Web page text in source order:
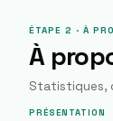
ÉTAPE 2 · À
À
Statistiques,
PRÉSENTATION